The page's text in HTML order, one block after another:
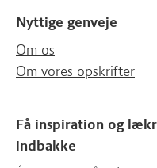
Nyttige genveje
Om os
Om vores opskrifter
Få inspiration og
indbakke